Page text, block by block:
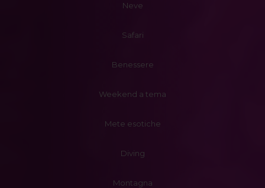
Neve
Safari
Benessere
Weekend a tema
Mete esotiche
Diving
Montagna